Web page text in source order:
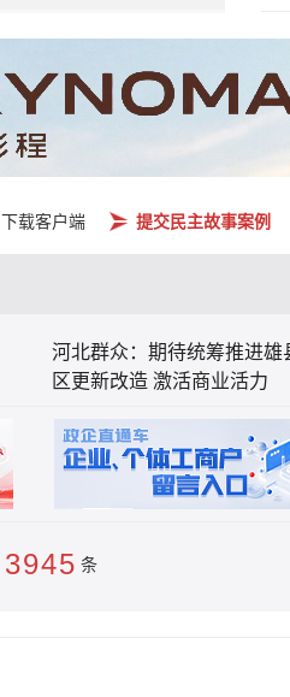
下载客户端 提交民主故事案例
河北群众：期待统筹推进雄
区更新改造 激活商业活力
3945 条